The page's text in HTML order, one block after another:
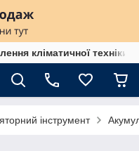
кліматичної техніки
інструмент